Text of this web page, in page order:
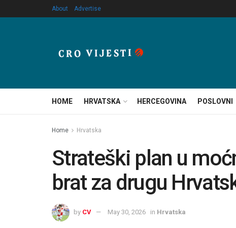
About Advertise
HOME HRVATSKA HERCEGOVINA POSLOVNI
Home Hrvatska
Strateški plan u
brat za drugu
by CV May 30, 2026 in Hrvatska